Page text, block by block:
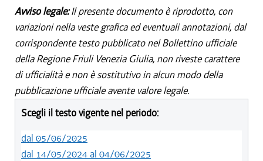
Avviso legale:Il presente documento è riprodotto, con
variazioni nella veste grafica ed eventuali annotazioni, dal
corrispondente testo pubblicato nel Bollettino ufficiale
della Regione Friuli Venezia Giulia, non riveste carattere
di ufficialità e non è sostitutivo in alcun modo della
pubblicazione ufficiale avente valore legale.
Scegli il testo vigente nel periodo:
dal 05/06/2025
dal 14/05/2024 al 04/06/2025